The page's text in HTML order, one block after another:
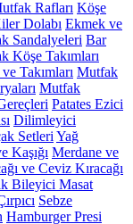
Rafları Köşe
Dolabı Ekmek ve
Sandalyeleri Bar
Köşe Takımları
Takımları Mutfak
Mutfak
Patates Ezici
Dilimleyici
Setleri Yağ
Kaşığı Merdane ve
ve Ceviz Kıracağı
Bileyici Masat
Sebze
Hamburger Presi